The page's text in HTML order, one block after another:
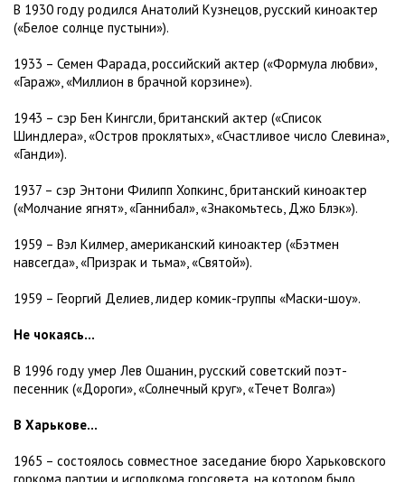
В 1930 году родился Анатолий Кузнецов, русский киноактер
(«Белое солнце пустыни»).
1933 – Семен Фарада, российский актер («Формула любви»,
«Гараж», «Миллион в брачной корзине»).
1943 – сэр Бен Кингсли, британский актер («Список
Шиндлера», «Остров проклятых», «Счастливое число Слевина»,
«Ганди»).
1937 – сэр Энтони Филипп Хопкинс, британский киноактер
(«Молчание ягнят», «Ганнибал», «Знакомьтесь, Джо Блэк»).
1959 – Вэл Килмер, американский киноактер («Бэтмен
навсегда», «Призрак и тьма», «Святой»).
1959 – Георгий Делиев, лидер комик-группы «Маски-шоу».
Не чокаясь...
В 1996 году умер Лев Ошанин, русский советский поэт-
песенник («Дороги», «Солнечный круг», «Течет Волга»)
В Харькове...
1965 – состоялось совместное заседание бюро Харьковского